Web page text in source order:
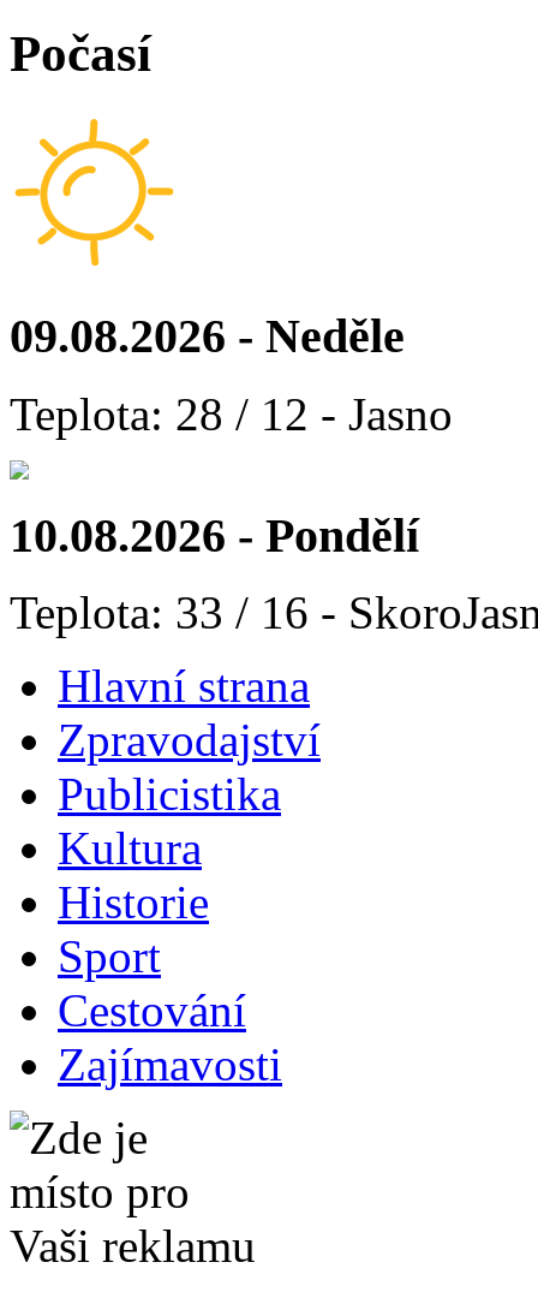
Počasí
09.08.2026 - Neděle
Teplota: 28 / 12 - Jasno
10.08.2026 - Pondělí
Teplota: 33 / 16 -
Hlavní strana
Zpravodajství
Publicistika
Kultura
Historie
Sport
Cestování
Zajímavosti